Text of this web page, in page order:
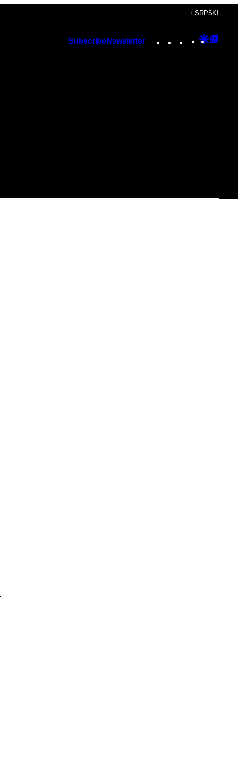
+ SRPSKI
SubscribeNewsletter Instagram
TikTok
YouTube
Google